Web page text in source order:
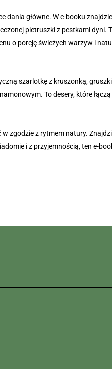
dania główne. W e-booku
pietruszki z pestkami dyni.
o porcję świeżych warzyw i
szarlotkę z kruszonką,
To desery, które
zgodzie z rytmem natury.
i z przyjemnością, ten e-